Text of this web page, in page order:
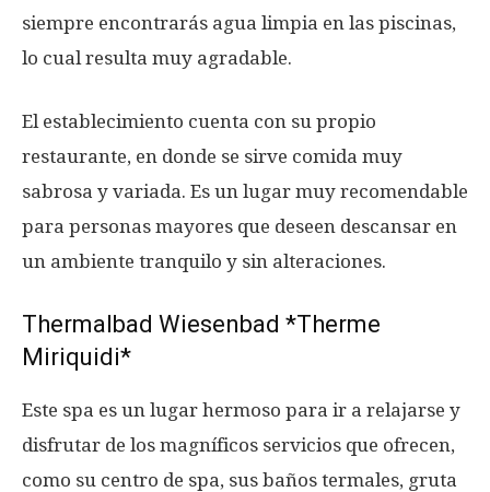
siempre encontrarás agua limpia en las piscinas,
lo cual resulta muy agradable.
El establecimiento cuenta con su propio
restaurante, en donde se sirve comida muy
sabrosa y variada. Es un lugar muy recomendable
para personas mayores que deseen descansar en
un ambiente tranquilo y sin alteraciones.
Thermalbad Wiesenbad *Therme
Miriquidi*
Este spa es un lugar hermoso para ir a relajarse y
disfrutar de los magníficos servicios que ofrecen,
como su centro de spa, sus baños termales, gruta